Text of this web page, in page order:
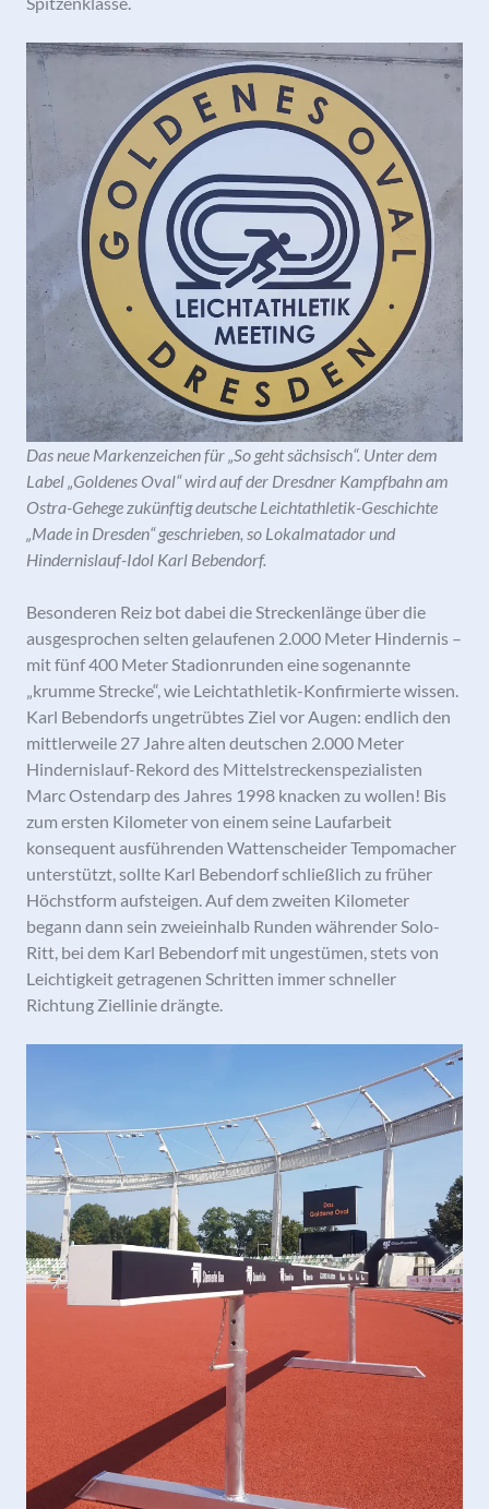
Das neue Markenzeichen für „So geht sächsisch“. Unter dem
Label „Goldenes Oval“ wird auf der Dresdner Kampfbahn am
Ostra-Gehege zukünftig deutsche Leichtathletik-Geschichte
„Made in Dresden“ geschrieben, so Lokalmatador und
Hindernislauf-Idol Karl Bebendorf.
Besonderen Reiz bot dabei die Streckenlänge über die
ausgesprochen selten gelaufenen 2.000 Meter Hindernis –
mit fünf 400 Meter Stadionrunden eine sogenannte
„krumme Strecke“, wie Leichtathletik-Konfirmierte wissen.
Karl Bebendorfs ungetrübtes Ziel vor Augen: endlich den
mittlerweile 27 Jahre alten deutschen 2.000 Meter
Hindernislauf-Rekord des Mittelstreckenspezialisten
Marc Ostendarp des Jahres 1998 knacken zu wollen! Bis
zum ersten Kilometer von einem seine Laufarbeit
konsequent ausführenden Wattenscheider Tempomacher
unterstützt, sollte Karl Bebendorf schließlich zu früher
Höchstform aufsteigen. Auf dem zweiten Kilometer
begann dann sein zweieinhalb Runden währender Solo-
Ritt, bei dem Karl Bebendorf mit ungestümen, stets von
Leichtigkeit getragenen Schritten immer schneller
Richtung Ziellinie drängte.